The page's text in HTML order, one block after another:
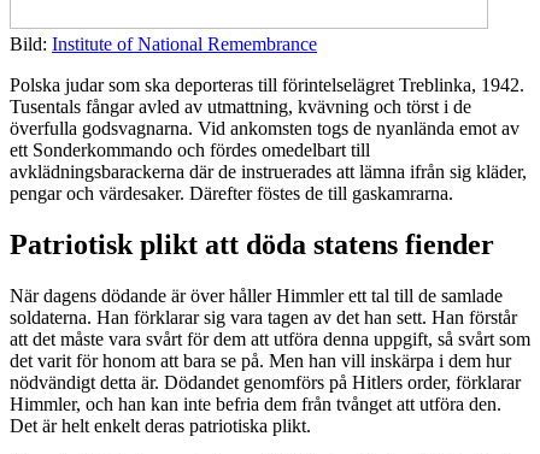
Bild: Institute of National Remembrance
Polska judar som ska deporteras till förintelselägret Treblinka, 1942.
Tusentals fångar avled av utmattning, kvävning och törst i de
överfulla godsvagnarna. Vid ankomsten togs de nyanlända emot av
ett Sonderkommando och fördes omedelbart till
avklädningsbarackerna där de instruerades att lämna ifrån sig kläder,
pengar och värdesaker. Därefter föstes de till gaskamrarna.
Patriotisk plikt att döda statens fiender
När dagens dödande är över håller Himmler ett tal till de samlade
soldaterna. Han förklarar sig vara tagen av det han sett. Han förstår
att det måste vara svårt för dem att utföra denna uppgift, så svårt som
det varit för honom att bara se på. Men han vill inskärpa i dem hur
nödvändigt detta är. Dödandet genomförs på Hitlers order, förklarar
Himmler, och han kan inte befria dem från tvånget att utföra den.
Det är helt enkelt deras patriotiska plikt.